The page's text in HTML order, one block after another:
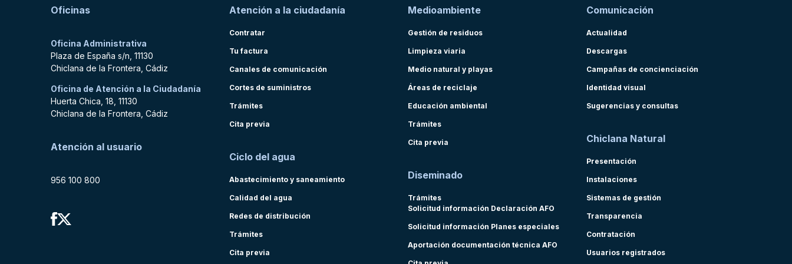
Oficinas
Oficina Administrativa
Plaza de España s/n, 11130
Chiclana de la Frontera, Cádiz
Oficina de Atención a la Ciudadanía
Huerta Chica, 18, 11130
Chiclana de la Frontera, Cádiz
Atención al usuario
956 100 800
Atención a la ciudadanía
Contratar
Tu factura
Canales de comunicación
Cortes de suministros
Trámites
Cita previa
Ciclo del agua
Abastecimiento y saneamiento
Calidad del agua
Redes de distribución
Trámites
Cita previa
Medioambiente
Gestión de residuos
Limpieza viaria
Medio natural y playas
Áreas de reciclaje
Educación ambiental
Trámites
Cita previa
Diseminado
Trámites
Solicitud información Declaración AFO
Solicitud información Planes especiales
Aportación documentación técnica AFO
Comunicación
Actualidad
Descargas
Campañas de concienciación
Identidad visual
Sugerencias y consultas
Chiclana Natural
Presentación
Instalaciones
Sistemas de gestión
Transparencia
Contratación
Usuarios registrados